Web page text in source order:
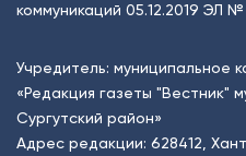
коммуникаций 05.12.2019 ЭЛ
Учредитель: муниципальное
«Редакция газеты "Вестник"
Сургутский район»
Адрес редакции: 628412,